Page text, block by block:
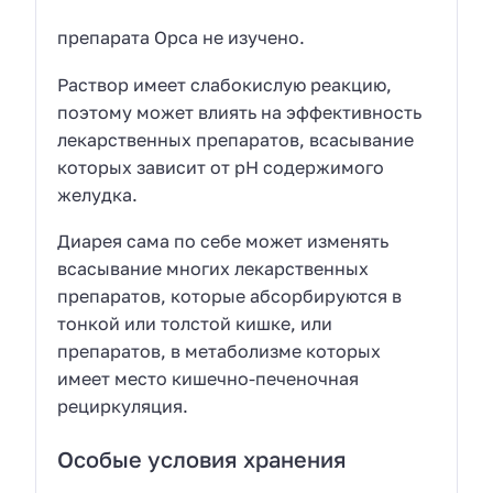
препарата Орса не изучено.
Раствор имеет слабокислую реакцию,
поэтому может влиять на эффективность
лекарственных препаратов, всасывание
которых зависит от рН содержимого
желудка.
Диарея сама по себе может изменять
всасывание многих лекарственных
препаратов, которые абсорбируются в
тонкой или толстой кишке, или
препаратов, в метаболизме которых
имеет место кишечно-печеночная
рециркуляция.
Особые условия хранения